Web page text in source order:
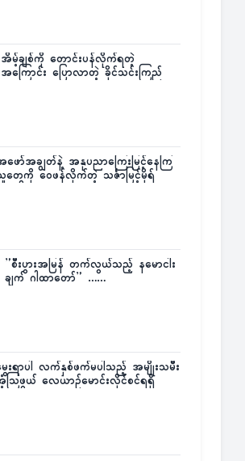
အိမ့်ချစ်ကို တောင်းပန်လိုက်ရတဲ့
အကြောင်း ပြောလာတဲ့ ခိုင်သင်းကြည်
ဖော်အချွတ်နဲ့ အနုပညာကြေးမြင့်နေကြ
တွေကို ဝေဖန်လိုက်တဲ့ သင်္ဇာမြင့်မိုရ်
”စီးပွားအမြန် တက်လွယ်သည့် နမောငါး
ချက် ဂါထာတော်” ……
းရာပါ လက်နှစ်ဖက်မပါသည့် အမျိုးသမီး
သြဖွယ် လေယာဉ်မောင်းလိုင်စင်ရရှိ